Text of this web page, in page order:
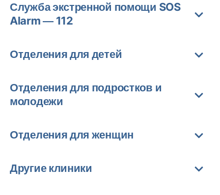
Служба экстренной помощи SOS
Alarm — 112
Отделения для детей
Отделения для подростков и
молодежи
Отделения для женщин
Другие клиники